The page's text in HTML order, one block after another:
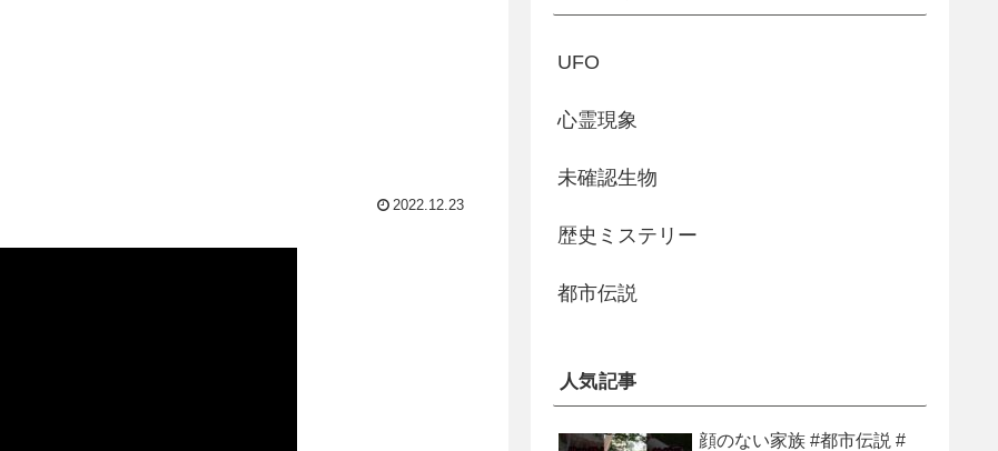
2022.12.23
UFO
心霊現象
未確認生物
歴史ミステリー
都市伝説
人気記事
顔のない家族 #都市伝説 #